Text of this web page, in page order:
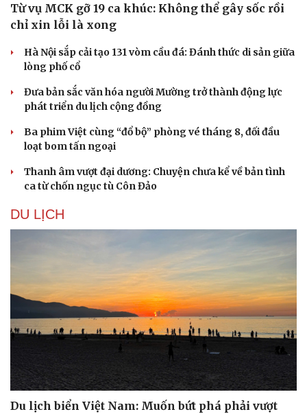
Từ vụ MCK gỡ 19 ca khúc: Không thể gây sốc rồi
chỉ xin lỗi là xong
Hà Nội sắp cải tạo 131 vòm cầu đá: Đánh thức di sản giữa
lòng phố cổ
Đưa bản sắc văn hóa người Mường trở thành động lực
phát triển du lịch cộng đồng
Ba phim Việt cùng “đổ bộ” phòng vé tháng 8, đối đầu
loạt bom tấn ngoại
Thanh âm vượt đại dương: Chuyện chưa kể về bản tình
ca từ chốn ngục tù Côn Đảo
DU LỊCH
Du lịch biển Việt Nam: Muốn bứt phá phải vượt